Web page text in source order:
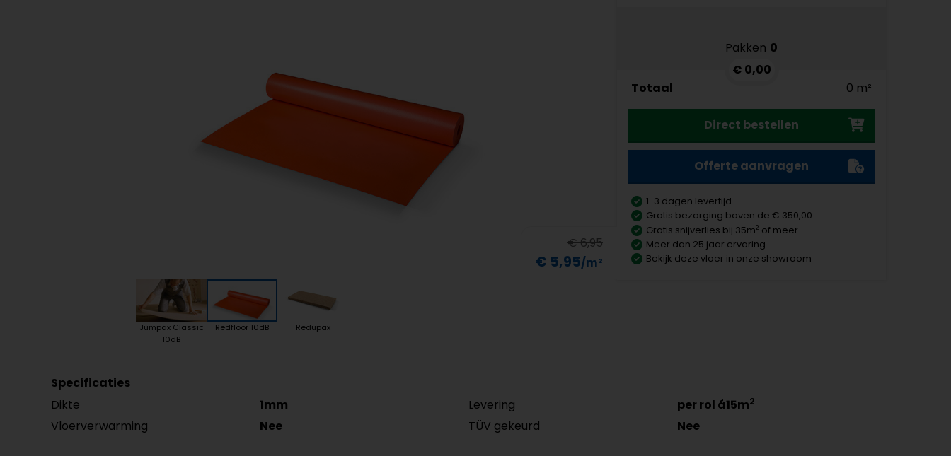
€ 6,95
€ 5,95
Jumpax Classic
10dB
Redfloor 10dB Redupax
Pakken 0
€ 0,00
Totaal
0 m²
Direct bestellen
Offerte aanvragen
1-3 dagen levertijd
Gratis bezorging boven de € 350,00
Gratis snijverlies bij 35m2 of meer
Meer dan 25 jaar ervaring
Bekijk deze vloer in onze showroom
Specificaties
Dikte
1mm Levering per rol á15m2
Vloerverwarming Nee TÜV gekeurd Nee